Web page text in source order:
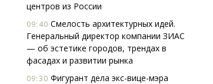
центров из России
09:40 Смелость архитектурных идей.
Генеральный директор компании ЗИАС
— об эстетике городов, трендах в
фасадах и развитии рынка
09:30 Фигурант дела экс-вице-мэра